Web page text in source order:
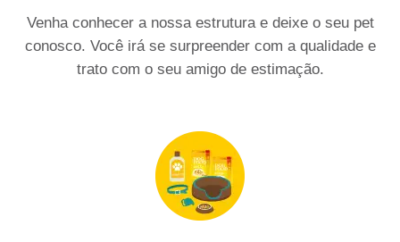
Venha conhecer a nossa estrutura e deixe o seu pet
conosco. Você irá se surpreender com a qualidade e
trato com o seu amigo de estimação.